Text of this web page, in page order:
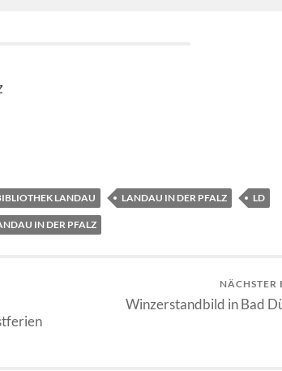
LANDAU LANDAU IN DER PFALZ LD
IN DER PFALZ
NÄCHSTER
Winzerstandbild in Bad